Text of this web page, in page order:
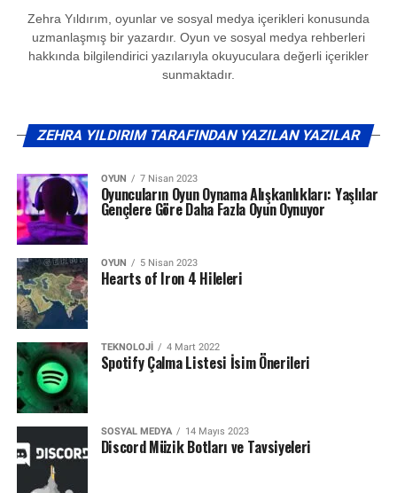
Zehra Yıldırım, oyunlar ve sosyal medya içerikleri konusunda
uzmanlaşmış bir yazardır. Oyun ve sosyal medya rehberleri
hakkında bilgilendirici yazılarıyla okuyuculara değerli içerikler
sunmaktadır.
ZEHRA YILDIRIM TARAFINDAN YAZILAN YAZILAR
OYUN 7 Nisan 2023
Oyuncuların Oyun Oynama Alışkanlıkları: Yaşlılar
Gençlere Göre Daha Fazla Oyun Oynuyor
OYUN 5 Nisan 2023
Hearts of Iron 4 Hileleri
TEKNOLOJI 4 Mart 2022
Spotify Çalma Listesi İsim Önerileri
SOSYAL MEDYA 14 Mayıs 2023
Discord Müzik Botları ve Tavsiyeleri